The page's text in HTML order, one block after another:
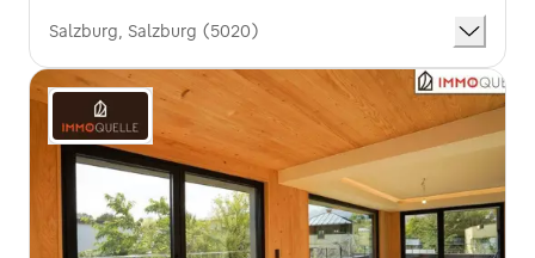
Salzburg, Salzburg (5020)